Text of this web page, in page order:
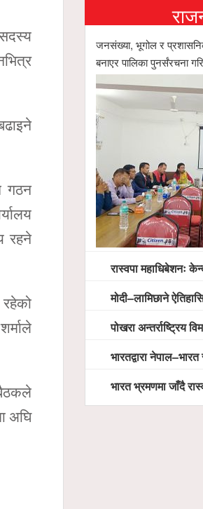
गठन
रहने
अघि
जनसंख्या, भूगोल र
बनाएर पालिका पुनर्संरचना
रास्वपा महाधिबेशनः
मोदी–लामिछाने ऐतिहासिक भेट ः नेपाल–भारत
पोखरा अन्तर्राष्ट्रिय विमानस्थलमा फ्लाई दुबईको बढ्दो चासो, ६
भारतद्वारा नेपाल–भारत
भारत भ्रमणमा जाँदै